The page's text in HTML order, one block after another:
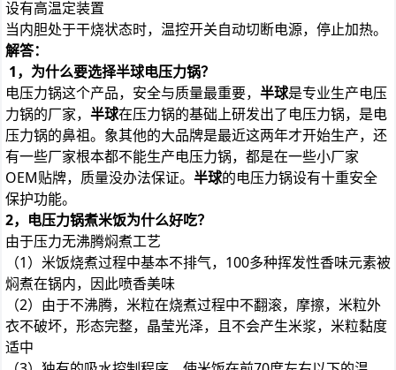
设有高温定装置
当内胆处于干烧状态时，温控开关自动切断电源，停止加热。
解答：
1，为什么要选择半球电压力锅？
电压力锅这个产品，安全与质量最重要， 半球是专业生产电压
力锅的厂家， 半球在压力锅的基础上研发出了电压力锅，是电
压力锅的鼻祖。象其他的大品牌是最近这两年才开始生产，还
有一些厂家根本都不能生产电压力锅，都是在一些小厂家
OEM贴牌，质量没办法保证。 半球的电压力锅设有十重安全
保护功能。
2，电压力锅煮米饭为什么好吃？
由于压力无沸腾焖煮工艺
（1）米饭烧煮过程中基本不排气，100多种挥发性香味元素被
焖煮在锅内，因此喷香美味
（2）由于不沸腾，米粒在烧煮过程中不翻滚，摩擦，米粒外
衣不破坏，形态完整，晶莹光泽，且不会产生米浆，米粒黏度
适中